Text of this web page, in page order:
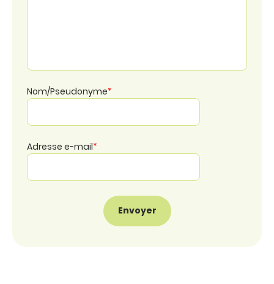
Nom/Pseudonyme*
Adresse e-mail*